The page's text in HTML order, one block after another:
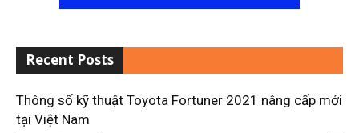
Recent Posts
Thông số kỹ thuật Toyota Fortuner 2021 nâng cấp mới
tại Việt Nam